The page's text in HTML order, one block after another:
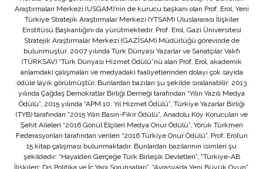
Araştırmaları Merkezi (USGAM)’nin de kurucu başkanı olan Prof. Erol, Yeni
Türkiye Stratejik Araştırmalar Merkezi (YTSAM) Uluslararası İlişkiler
Enstitüsü Başkanlığını da yürütmektedir. Prof. Erol, Gazi Üniversitesi
Stratejik Araştırmalar Merkezi (GAZİSAM) Müdürlüğü görevinde de
bulunmuştur. 2007 yılında Türk Dünyası Yazarlar ve Sanatçılar Vakfı
(TÜRKSAV) “Türk Dünyası Hizmet Ödülü”nü alan Prof. Erol, akademik
anlamdaki çalışmaları ve medyadaki faaliyetlerinden dolayı çok sayıda
ödüle layık görülmüştür. Bunlardan bazıları şu şekilde sıralanabilir: 2013
yılında Çağdaş Demokratlar Birliği Derneği tarafından “Yılın Yazılı Medya
Ödülü”, 2015 yılında “APM 10. Yıl Hizmet Ödülü”, Türkiye Yazarlar Birliği
(TYB) tarafından “2015 Yılın Basın-Fikir Ödülü”, Anadolu Köy Korucuları ve
Şehit Aileleri “2016 Gönül Elçileri Medya Onur Ödülü”, Yörük Türkmen
Federasyonları tarafından verilen “2016 Türkiye Onur Ödülü”. Prof. Erol’un
15 kitap çalışması bulunmaktadır. Bunlardan bazılarının isimleri şu
şekildedir: “Hayalden Gerçeğe Türk Birleşik Devletleri”, “Türkiye-AB